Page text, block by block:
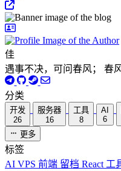
佳
遇事不决，可问春风； 春
分类
开发
26
服务器
16
工具
8
AI
6
更多
标签
AI VPS 前端 留档 React 工